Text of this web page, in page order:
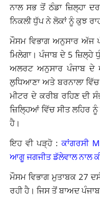
ਨਾਲ ਸਭ ਤੋਂ ਠੰਡਾ ਜ਼ਿਲ੍ਹਾ
ਨਿਕਲੀ ਧੁੱਪ ਨੇ ਲੋਕਾਂ ਨੂੰ ਕੁਝ
ਮੌਸਮ ਵਿਭਾਗ ਅਨੁਸਾਰ ਅੱਜ
ਮਿਲੇਗਾ। ਪੰਜਾਬ ਦੇ 5
ਅਲਰਟ ਅਨੁਸਾਰ ਪੰਜਾਬ ਦੇ
ਲੁਧਿਆਣਾ ਅਤੇ ਬਰਨਾਲਾ
ਮੀਟਰ ਦੇ ਕਰੀਬ ਰਹਿਣ ਦੀ
ਜ਼ਿਲ੍ਹਿਆਂ ਵਿੱਚ ਸੀਤ ਲਹਿਰ
ਹੈ।
ਇਹ ਵੀ ਪੜ੍ਹੋ :ਕਾਂਗਰਸੀ
ਆਗੂ ਜਗਜੀਤ ਡੱਲੇਵਾਲ ਨਾਲ
ਮੌਸਮ ਵਿਭਾਗ ਮੁਤਾਬਕ 27
ਰਹੀ ਹੈ। ਜਿਸ ਤੋਂ ਬਾਅਦ